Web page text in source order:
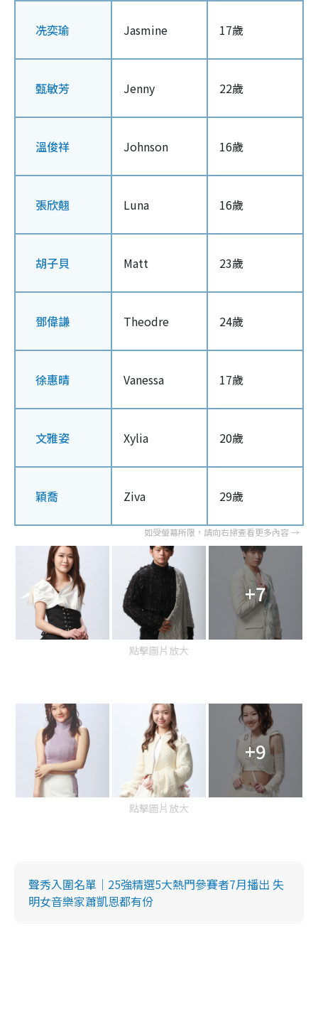
冼奕瑜 Jasmine 17歲
甄敏芳 Jenny 22歲
溫俊祥 Johnson 16歲
張欣翹 Luna 16歲
胡子貝 Matt 23歲
鄧偉謙 Theodre 24歲
徐惠晴 Vanessa 17歲
文雅姿 Xylia 20歲
穎喬 Ziva 29歲
+7
點擊圖片放大
+9
點擊圖片放大
聲秀入圍名單｜25強精選5大熱門參賽者7月播出 失
明女音樂家蕭凱恩都有份